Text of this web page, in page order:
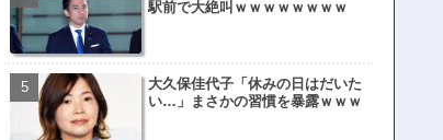
駅前で大絶叫ｗｗｗｗｗｗｗｗ
大久保佳代子「休みの日はだいた
い…」まさかの習慣を暴露ｗｗｗ